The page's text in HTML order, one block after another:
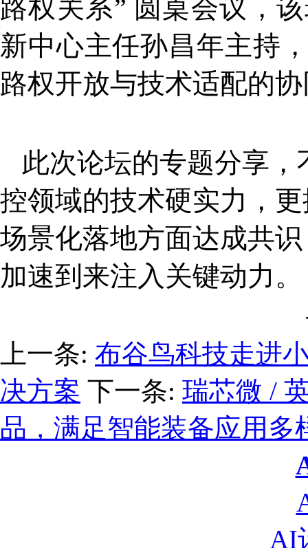
路权关系” 圆桌会议，
新中心主任孙昌年主持
路权开放与技术适配的
此次论坛的专题分享
控领域的技术硬实力，
场景化落地方面达成共
加速到来注入关键动力。
上一条: 布谷鸟科技走进
决方案 下一条: 瑞芯微 /
品，满足智能装备应用
AI